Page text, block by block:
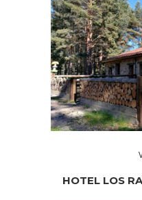
HOTEL LOS